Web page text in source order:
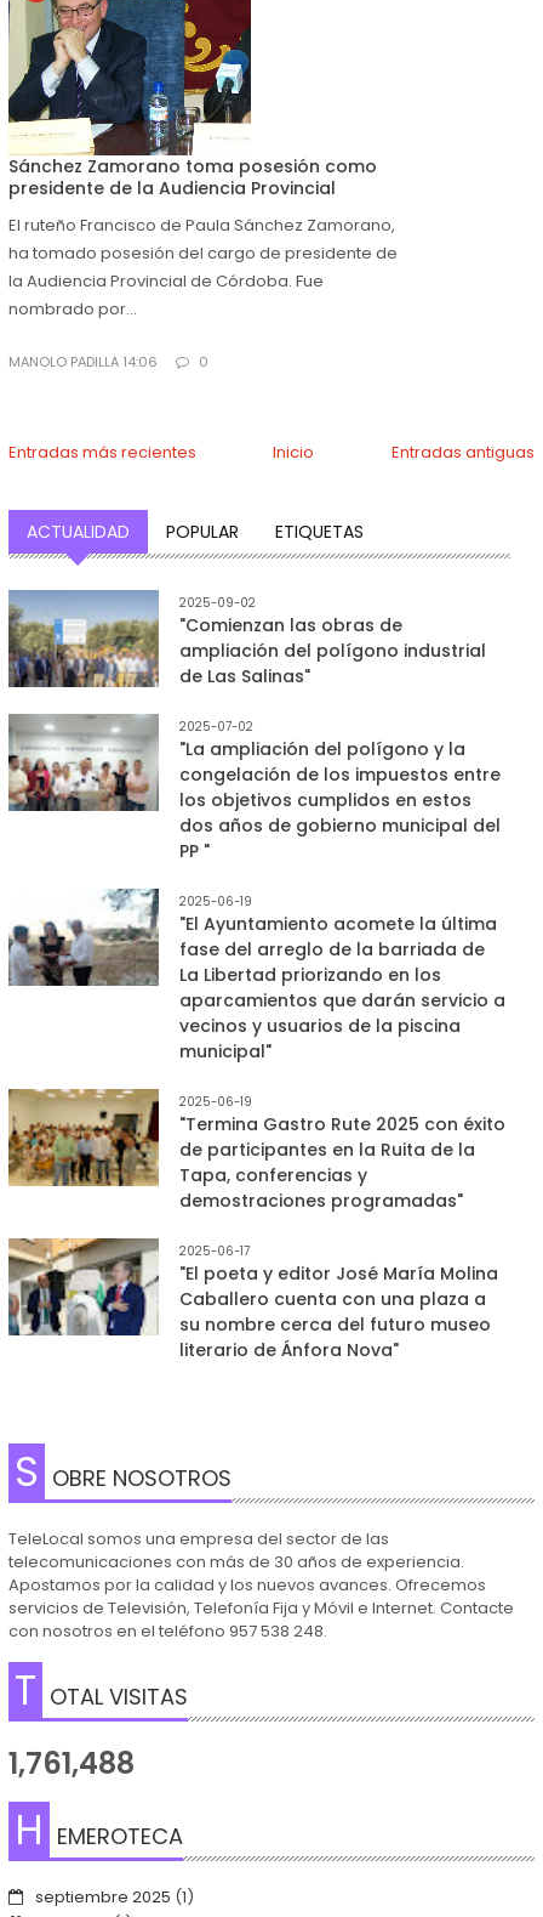
Sánchez Zamorano toma posesión como
presidente de la Audiencia Provincial
El ruteño Francisco de Paula Sánchez Zamorano,
ha tomado posesión del cargo de presidente de
la Audiencia Provincial de Córdoba. Fue
nombrado por...
MANOLO PADILLA 14:06 0
Entradas más recientes Entradas antiguas
Inicio
ACTUALIDAD POPULAR ETIQUETAS
2025-09-02
"Comienzan las obras de
ampliación del polígono industrial
de Las Salinas"
2025-07-02
"La ampliación del polígono y la
congelación de los impuestos entre
los objetivos cumplidos en estos
dos años de gobierno municipal del
PP "
2025-06-19
"El Ayuntamiento acomete la última
fase del arreglo de la barriada de
La Libertad priorizando en los
aparcamientos que darán servicio a
vecinos y usuarios de la piscina
municipal"
2025-06-19
"Termina Gastro Rute 2025 con éxito
de participantes en la Ruita de la
Tapa, conferencias y
demostraciones programadas"
2025-06-17
"El poeta y editor José María Molina
Caballero cuenta con una plaza a
su nombre cerca del futuro museo
literario de Ánfora Nova"
S OBRE NOSOTROS
TeleLocal somos una empresa del sector de las
telecomunicaciones con más de 30 años de experiencia.
Apostamos por la calidad y los nuevos avances. Ofrecemos
servicios de Televisión, Telefonía Fija y Móvil e Internet. Contacte
con nosotros en el teléfono 957 538 248.
T OTAL VISITAS
1,761,488
H EMEROTECA
septiembre 2025 (1)